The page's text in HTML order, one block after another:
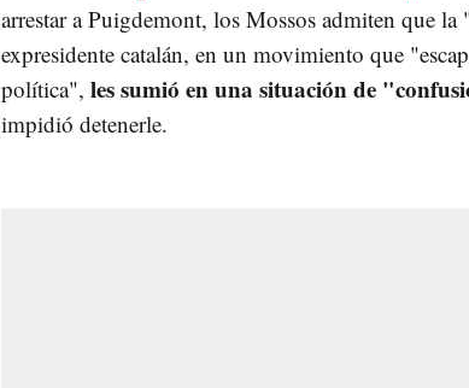
arrestar a Puigdemont, los Mossos admiten que
expresidente catalán, en un movimiento que
política", les sumió en una situación de
impidió detenerle.